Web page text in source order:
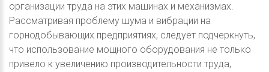
организации труда на этих машинах и механизмах.
Рассматривая проблему шума и вибрации на
горнодобывающих предприятиях, следует подчеркнуть,
что использование мощного оборудования не только
привело к увеличению производительности труда,